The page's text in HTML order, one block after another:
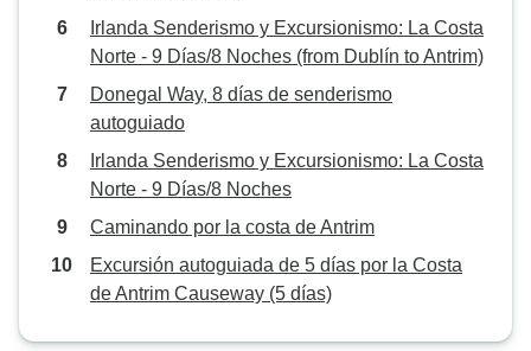
Irlanda Senderismo y Excursionismo: La Costa
Norte - 9 Días/8 Noches (from Dublín to Antrim)
Donegal Way, 8 días de senderismo
autoguiado
Irlanda Senderismo y Excursionismo: La Costa
Norte - 9 Días/8 Noches
Caminando por la costa de Antrim
Excursión autoguiada de 5 días por la Costa
de Antrim Causeway (5 días)